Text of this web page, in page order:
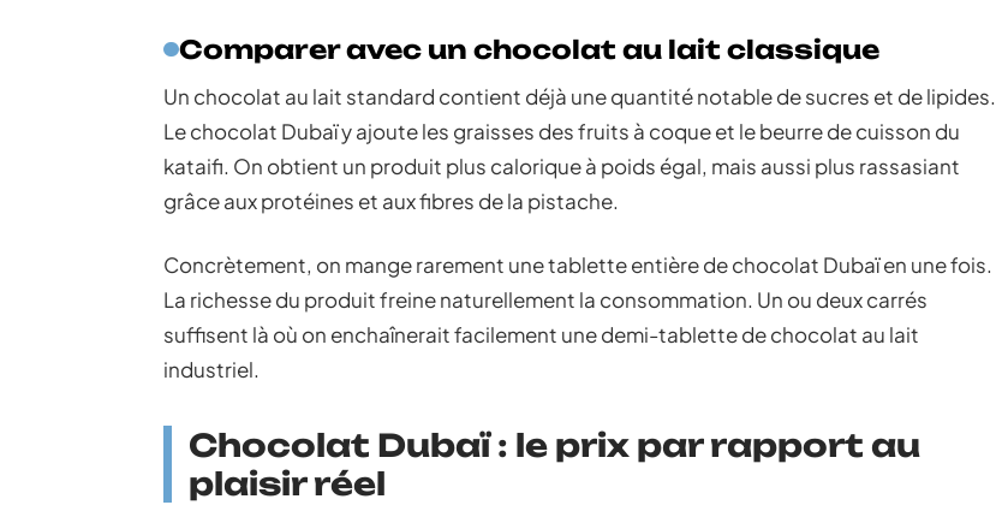
Comparer avec un chocolat au lait classique
Un chocolat au lait standard contient déjà une quantité notable de sucres et de lipides.
Le chocolat Dubaï y ajoute les graisses des fruits à coque et le beurre de cuisson du
kataifi. On obtient un produit plus calorique à poids égal, mais aussi plus rassasiant
grâce aux protéines et aux fibres de la pistache.
Concrètement, on mange rarement une tablette entière de chocolat Dubaï en une fois.
La richesse du produit freine naturellement la consommation. Un ou deux carrés
suffisent là où on enchaînerait facilement une demi-tablette de chocolat au lait
industriel.
Chocolat Dubaï : le prix par rapport au
plaisir réel